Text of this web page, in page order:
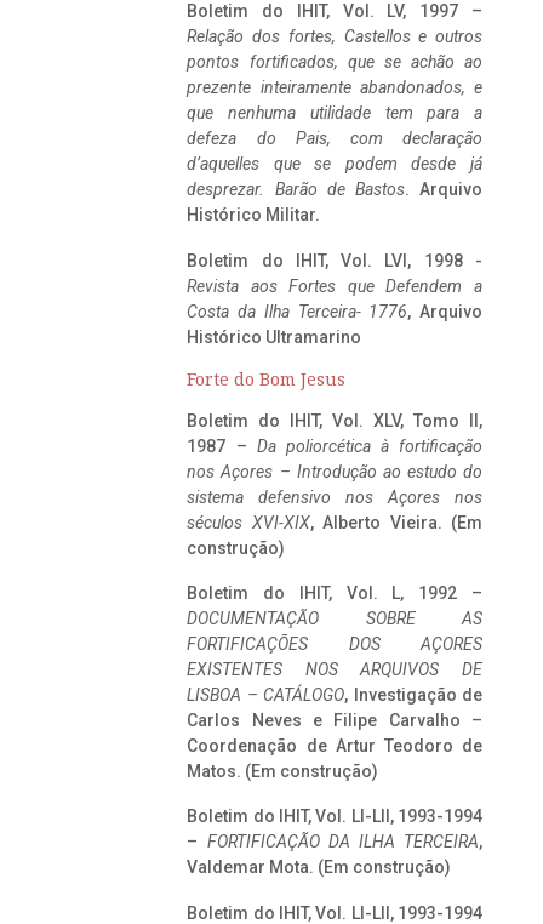
Boletim do IHIT, Vol. LV, 1997 –
Relação dos fortes, Castellos e outros
pontos fortificados, que se achão ao
prezente inteiramente abandonados, e
que nenhuma utilidade tem para a
defeza do Pais, com declaração
d’aquelles que se podem desde já
desprezar. Barão de Bastos. Arquivo
Histórico Militar.
Boletim do IHIT, Vol. LVI, 1998 -
Revista aos Fortes que Defendem a
Costa da Ilha Terceira- 1776, Arquivo
Histórico Ultramarino
Forte do Bom Jesus
Boletim do IHIT, Vol. XLV, Tomo II,
1987 – Da poliorcética à fortificação
nos Açores – Introdução ao estudo do
sistema defensivo nos Açores nos
séculos XVI-XIX, Alberto Vieira. (Em
construção)
Boletim do IHIT, Vol. L, 1992 –
DOCUMENTAÇÃO SOBRE AS
FORTIFICAÇÕES DOS AÇORES
EXISTENTES NOS ARQUIVOS DE
LISBOA – CATÁLOGO, Investigação de
Carlos Neves e Filipe Carvalho –
Coordenação de Artur Teodoro de
Matos. (Em construção)
Boletim do IHIT, Vol. LI-LII, 1993-1994
– FORTIFICAÇÃO DA ILHA TERCEIRA,
Valdemar Mota. (Em construção)
Boletim do IHIT, Vol. LI-LII, 1993-1994